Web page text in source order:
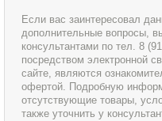
Если вас заинтересовал
дополнительные вопросы,
консультантами по тел. 8
посредством электронной
сайте, являются
офертой. Подробную
отсутствующие товары,
также уточнить у